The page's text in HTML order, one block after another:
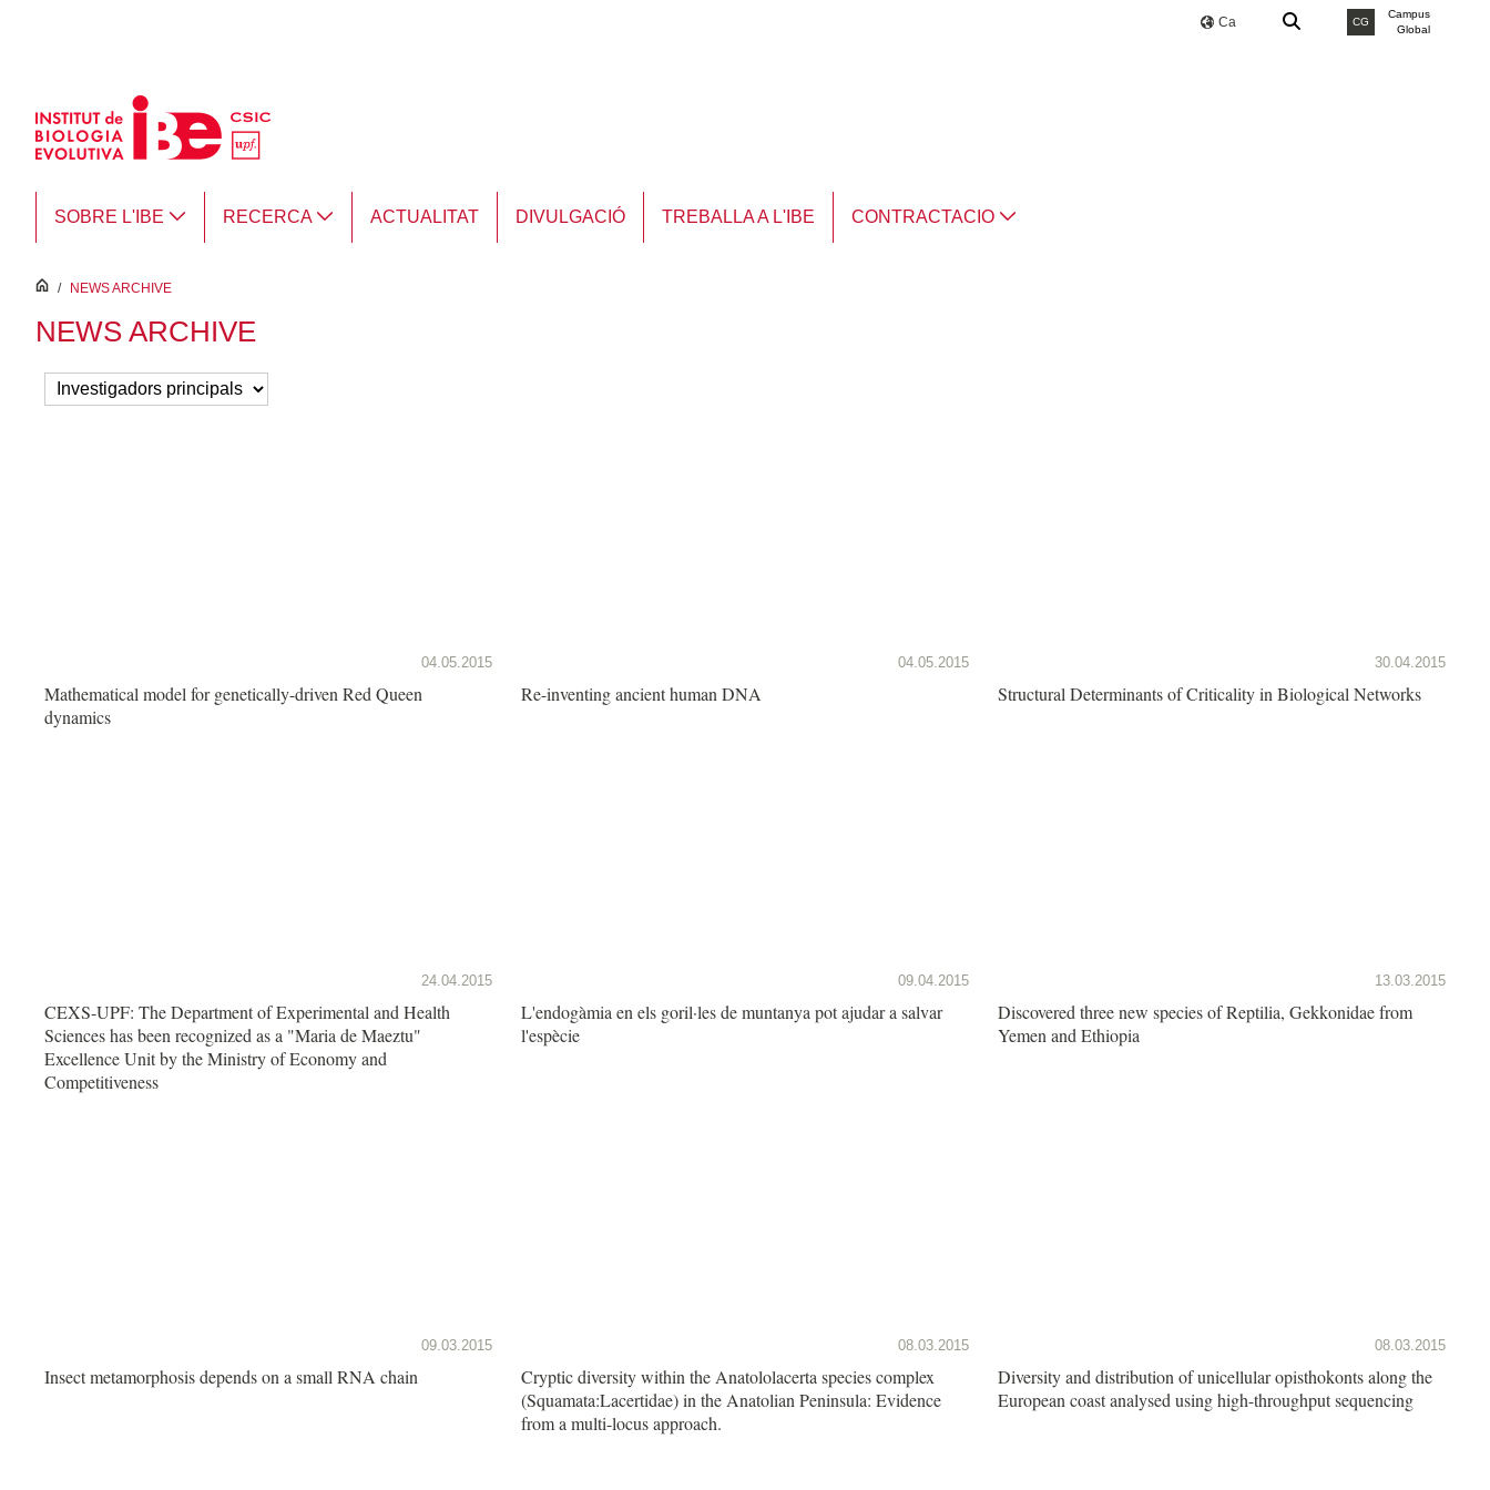
Ca CG
Campus
Global
SOBRE L'IBE RECERCA ACTUALITAT DIVULGACIÓ TREBALLA A L'IBE CONTRACTACIO
inici
/ NEWS ARCHIVE
NEWS ARCHIVE
04.05.2015
Mathematical model for genetically-driven Red Queen
dynamics
04.05.2015
Re-inventing ancient human DNA
30.04.2015
Structural Determinants of Criticality in Biological Networks
24.04.2015
CEXS-UPF: The Department of Experimental and Health
Sciences has been recognized as a "Maria de Maeztu"
Excellence Unit by the Ministry of Economy and
Competitiveness
09.04.2015
L'endogàmia en els goril·les de muntanya pot ajudar a salvar
l'espècie
13.03.2015
Discovered three new species of Reptilia, Gekkonidae from
Yemen and Ethiopia
09.03.2015
Insect metamorphosis depends on a small RNA chain
08.03.2015
Cryptic diversity within the Anatololacerta species complex
(Squamata:Lacertidae) in the Anatolian Peninsula: Evidence
from a multi-locus approach.
08.03.2015
Diversity and distribution of unicellular opisthokonts along the
European coast analysed using high-throughput sequencing